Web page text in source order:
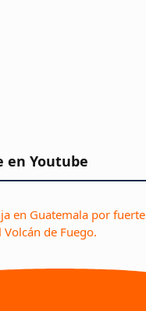
en Youtube
en Guatemala por fuerte
de Fuego.